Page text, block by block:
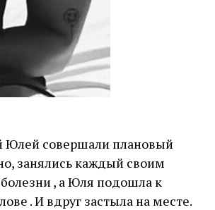
Юлей совершали плановый
занялись каждый своим
, а Юля подошла к
. И вдруг застыла на месте.